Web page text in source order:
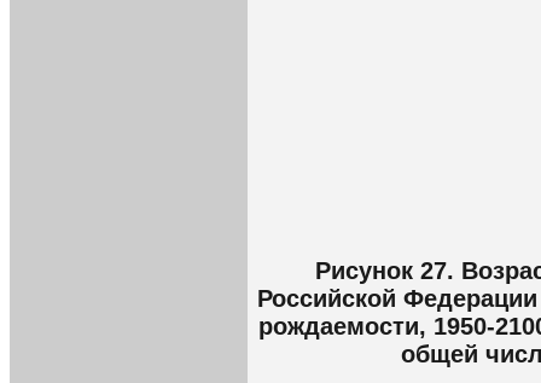
Рисунок 27.
Российской
рождаемости, 1950-
общей